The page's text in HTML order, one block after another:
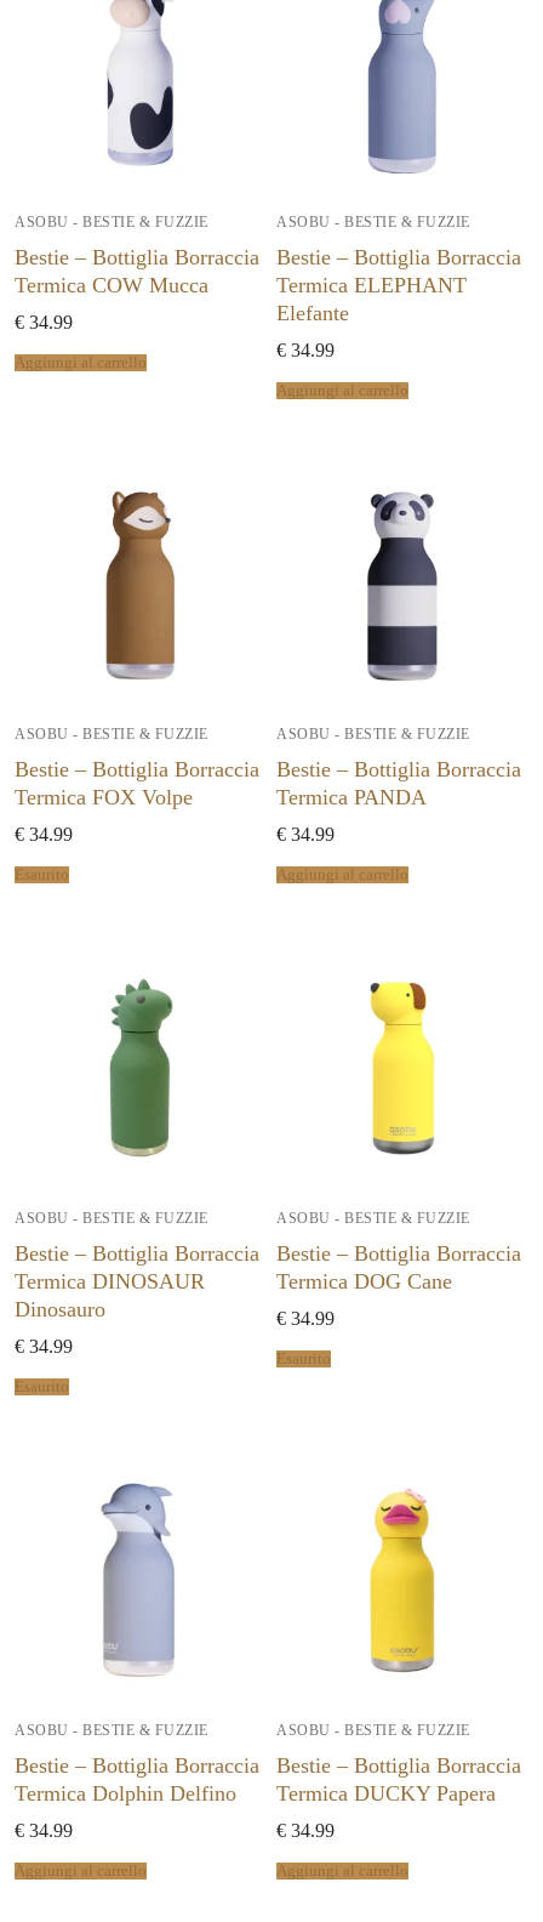
ASOBU - BESTIE & FUZZIE
Bestie – Bottiglia Borraccia
Termica COW Mucca
€ 34.99
Aggiungi al carrello
ASOBU - BESTIE & FUZZIE
Bestie – Bottiglia Borraccia
Termica ELEPHANT
Elefante
€ 34.99
Aggiungi al carrello
ASOBU - BESTIE & FUZZIE
Bestie – Bottiglia Borraccia
Termica FOX Volpe
€ 34.99
Esaurito
ASOBU - BESTIE & FUZZIE
Bestie – Bottiglia Borraccia
Termica PANDA
€ 34.99
Aggiungi al carrello
ASOBU - BESTIE & FUZZIE
Bestie – Bottiglia Borraccia
Termica DINOSAUR
Dinosauro
€ 34.99
Esaurito
ASOBU - BESTIE & FUZZIE
Bestie – Bottiglia Borraccia
Termica DOG Cane
€ 34.99
Esaurito
ASOBU - BESTIE & FUZZIE
Bestie – Bottiglia Borraccia
Termica Dolphin Delfino
€ 34.99
Aggiungi al carrello
ASOBU - BESTIE & FUZZIE
Bestie – Bottiglia Borraccia
Termica DUCKY Papera
€ 34.99
Aggiungi al carrello